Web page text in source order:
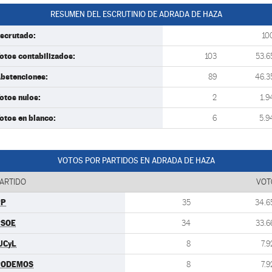
RESUMEN DEL ESCRUTINIO DE ADRADA DE HAZA
contabilizados: 103
89
nulos: 2
en blanco: 6
VOTOS POR PARTIDOS EN ADRADA DE HAZA
35
34
8
8